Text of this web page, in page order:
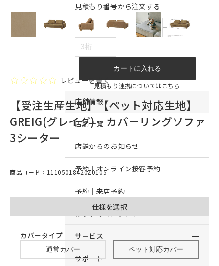
見積もり番号から注文する
ー
カートに入れる
見積もり連携についてはこちら
店舗情報
店舗一覧
店舗からのお知らせ
予約｜オンライン接客予約
予約｜来店予約
おすすめコンテンツ
サービス
サポート
レビューを書く
【受注生産生地】【ペット対応生地】
GREIG(グレイグ) カバーリングソファ
3シーター
商品コード：11105018420Z0105
仕様を選択
カバータイプ
通常カバー ペット対応カバー